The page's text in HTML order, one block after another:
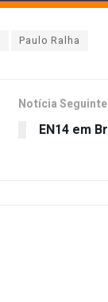
Paulo Ralha
Notícia Seguinte
EN14 em